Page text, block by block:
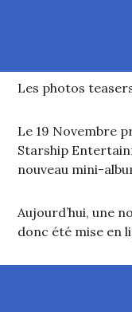
Les photos
Le 19 Novembre
Starship
nouveau mini-
Aujourd’hui, une
donc été mise en